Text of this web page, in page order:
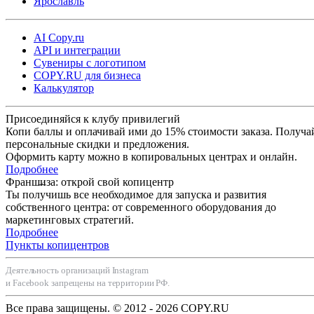
возможность держать невысокие цены и оперативно реагировать
на изменения или исправлять случайный брак.
Собственная печать позволяет сократить и сроки. После печати
проверки заказа полиграфия сразу отправится к вам, а не будет
перевозиться от типографии в Copy.ru и только потом вам. И
AI Copy.ru
API и интеграции
Сувениры с логотипом
COPY.RU для бизнеса
Калькулятор
Присоединяйся к клубу привилегий
Копи баллы и оплачивай ими до 15% стоимости заказа.
персональные скидки и предложения.
Оформить карту можно в копировальных центрах и онлайн.
Подробнее
Франшиза: открой свой копицентр
Ты получишь все необходимое для запуска и развития
собственного центра: от современного оборудования до
маркетинговых стратегий.
Подробнее
Пункты копицентров
Деятельность организаций Instagram
и Facebook запрещены на территории РФ.
Все права защищены. © 2012 - 2026 COPY.RU